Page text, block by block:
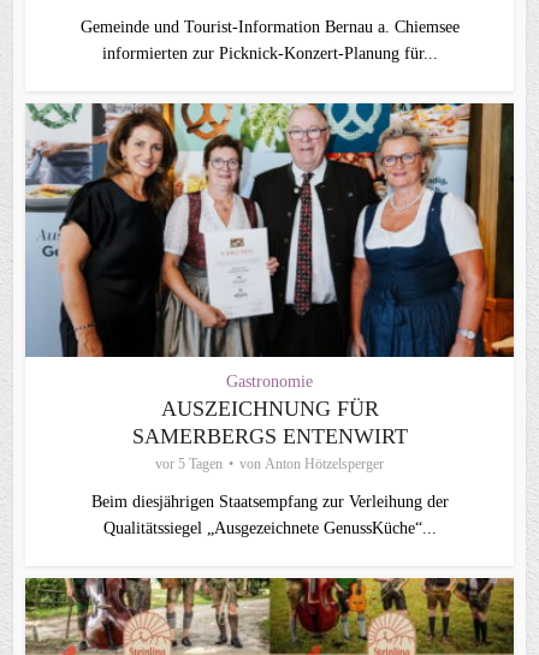
Gemeinde und Tourist-Information Bernau a. Chiemsee
informierten zur Picknick-Konzert-Planung für...
Gastronomie
AUSZEICHNUNG FÜR
SAMERBERGS ENTENWIRT
vor 5 Tagen von Anton Hötzelsperger
Beim diesjährigen Staatsempfang zur Verleihung der
Qualitätssiegel „Ausgezeichnete GenussKüche“...